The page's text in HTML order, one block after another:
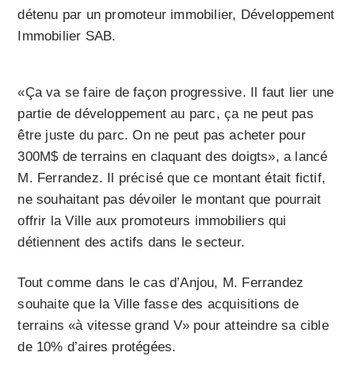
détenu par un promoteur immobilier, Développement
Immobilier SAB.
«Ça va se faire de façon progressive. Il faut lier une
partie de développement au parc, ça ne peut pas
être juste du parc. On ne peut pas acheter pour
300M$ de terrains en claquant des doigts», a lancé
M. Ferrandez. Il précisé que ce montant était fictif,
ne souhaitant pas dévoiler le montant que pourrait
offrir la Ville aux promoteurs immobiliers qui
détiennent des actifs dans le secteur.
Tout comme dans le cas d’Anjou, M. Ferrandez
souhaite que la Ville fasse des acquisitions de
terrains «à vitesse grand V» pour atteindre sa cible
de 10% d’aires protégées.